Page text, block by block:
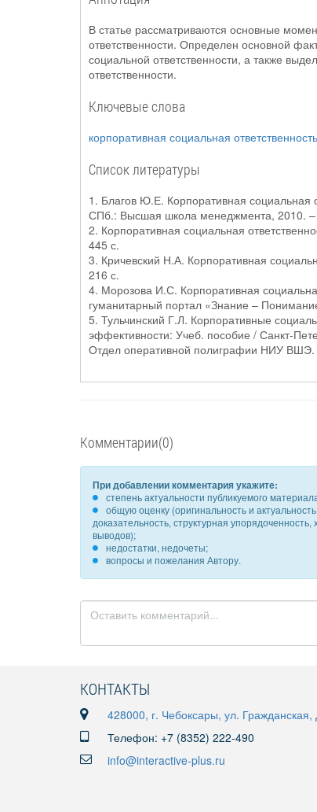
В статье рассматриваются основные
ответственности. Определен основной
социальной ответственности, а также
ответственности.
Ключевые слова
корпоративная социальная ответственность
Список литературы
1. Благов Ю.Е. Корпоративная
СПб.: Высшая школа менеджмента, 2010. –
2. Корпоративная социальная
445 с.
3. Кричевский Н.А. Корпоративная
216 с.
4. Морозова И.С. Корпоративная
гуманитарный портал «Знание –
5. Тульчинский Г.Л. Корпоративные
эффективности: Учеб. пособие / Санкт-
Отдел оперативной полиграфии НИУ
Комментарии(0)
При добавлении комментария укажите:
степень актуальности публикуемого
общую оценку (оригинальность и
доказательность, структурная
выводов);
недостатки, недочеты;
вопросы и пожелания Автору.
КОНТАКТЫ
428000, г. Чебоксары, ул.
Телефон: +7 (8352) 222-490
info@interactive-plus.ru